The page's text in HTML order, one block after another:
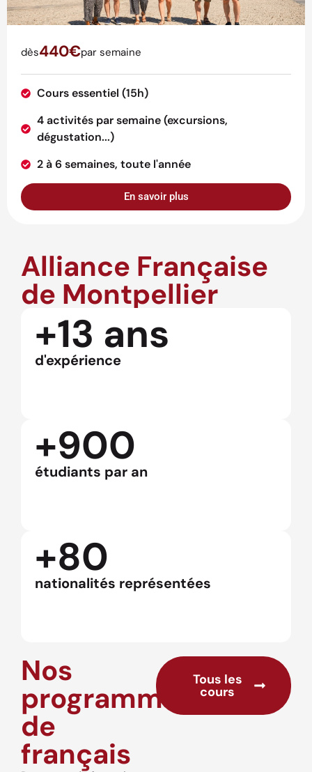
dès440€par semaine
Cours essentiel (15h)
4 activités par semaine (excursions,
dégustation...)
2 à 6 semaines, toute l'année
En savoir plus
Alliance Française
de Montpellier
+13 ans
d'expérience
+900
étudiants par an
+80
nationalités représentées
Nos
programmes
de
français
Tous les
cours